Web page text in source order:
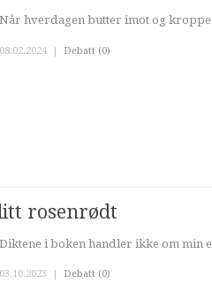
Når hverdagen butter imot og
08.02.2024 | Debatt (0)
rosenrødt
Diktene i boken handler ikke om min
03.10.2023 Debatt (0)